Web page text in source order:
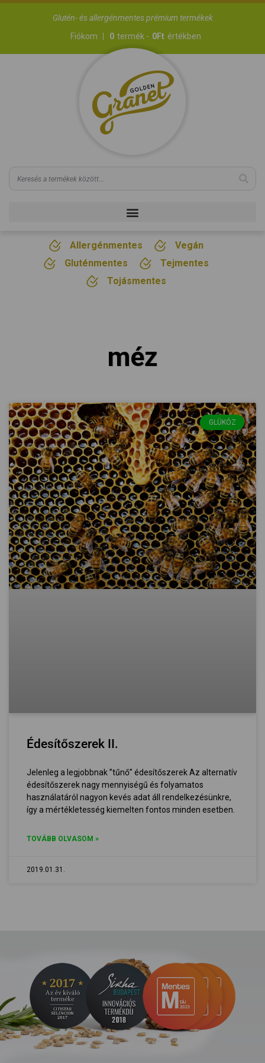
Glutén- és allergénmentes prémium termékek
Fiókom
0 termék - 0Ft értékben
Allergénmentes
Vegán
Gluténmentes
Tejmentes
Tojásmentes
méz
GLÜKÓZ
Édesítőszerek II.
Jelenleg a legjobbnak ”tűnő” édesítőszerek Az alternatív
édesítőszerek nagy mennyiségű és folyamatos
használatáról nagyon kevés adat áll rendelkezésünkre,
így a mértékletesség kiemelten fontos minden esetben.
TOVÁBB OLVASOM »
2019.01.31.